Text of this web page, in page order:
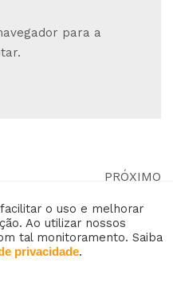
para a
PRÓXIMO
Revendas de GLP
o uso e melhorar
Ao utilizar nossos
tal monitoramento. Saiba
privacidade.